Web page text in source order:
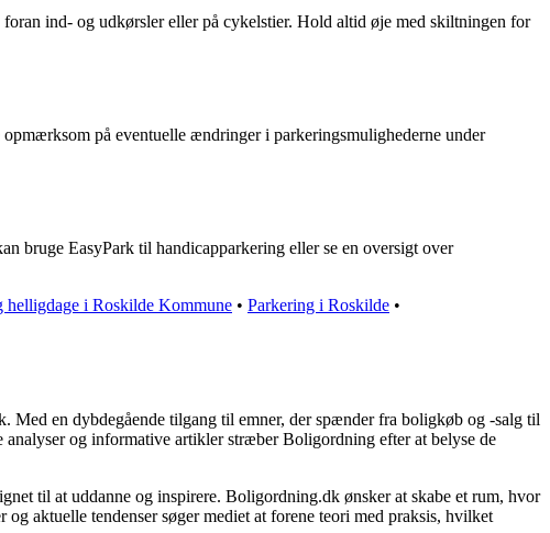
ind- og udkørsler eller på cykelstier. Hold altid øje med skiltningen for
på eventuelle ændringer i parkeringsmulighederne under
bruge EasyPark til handicapparkering eller se en oversigt over
i Roskilde Kommune • Parkering i Roskilde •
Med en dybdegående tilgang til emner, der spænder fra boligkøb og -salg til
og informative artikler stræber Boligordning efter at belyse de
til at uddanne og inspirere. Boligordning.dk ønsker at skabe et rum, hvor
aktuelle tendenser søger mediet at forene teori med praksis, hvilket